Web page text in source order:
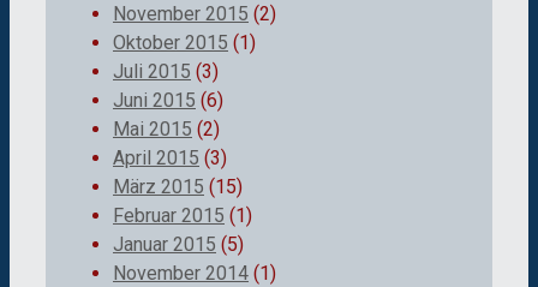
November 2015 (2)
Oktober 2015 (1)
Juli 2015 (3)
Juni 2015 (6)
Mai 2015 (2)
April 2015 (3)
März 2015 (15)
Februar 2015 (1)
Januar 2015 (5)
November 2014 (1)